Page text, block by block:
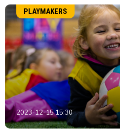
PLAYMAKERS
2023-12-15 15:30